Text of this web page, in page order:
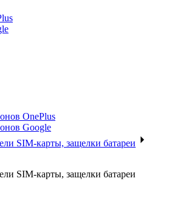
OnePlus
Google
SIM-карты, защелки батареи
SIM-карты, защелки батареи